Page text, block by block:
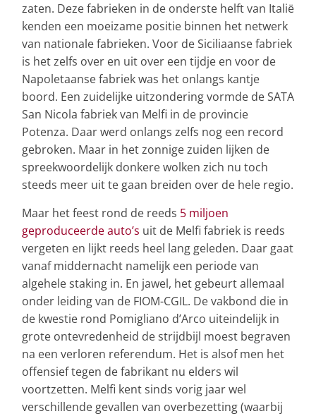
zaten. Deze fabrieken in de onderste helft van Italië
kenden een moeizame positie binnen het netwerk
van nationale fabrieken. Voor de Siciliaanse fabriek
is het zelfs over en uit over een tijdje en voor de
Napoletaanse fabriek was het onlangs kantje
boord. Een zuidelijke uitzondering vormde de SATA
San Nicola fabriek van Melfi in de provincie
Potenza. Daar werd onlangs zelfs nog een record
gebroken. Maar in het zonnige zuiden lijken de
spreekwoordelijk donkere wolken zich nu toch
steeds meer uit te gaan breiden over de hele regio.
Maar het feest rond de reeds 5 miljoen
geproduceerde auto’s uit de Melfi fabriek is reeds
vergeten en lijkt reeds heel lang geleden. Daar gaat
vanaf middernacht namelijk een periode van
algehele staking in. En jawel, het gebeurt allemaal
onder leiding van de FIOM-CGIL. De vakbond die in
de kwestie rond Pomigliano d’Arco uiteindelijk in
grote ontevredenheid de strijdbijl moest begraven
na een verloren referendum. Het is alsof men het
offensief tegen de fabrikant nu elders wil
voortzetten. Melfi kent sinds vorig jaar wel
verschillende gevallen van overbezetting (waarbij